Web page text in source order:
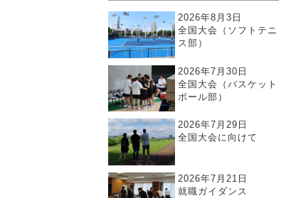
2026年8月3日
全国大会（ソフトテニ
ス部）
2026年7月30日
全国大会（バスケット
ボール部）
2026年7月29日
全国大会に向けて
2026年7月21日
就職ガイダンス